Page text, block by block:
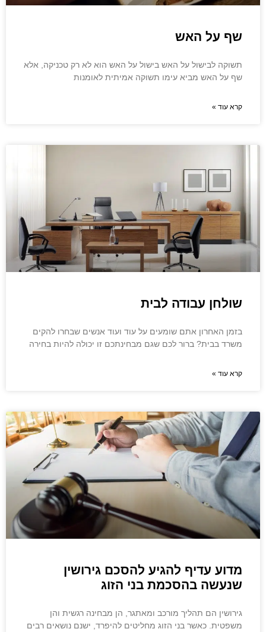
שף על האש
תשוקה לבישול על האש בישול על האש הוא לא רק טכניקה, אלא
שף על האש מביא עימו תשוקה אמיתית לאומנות
קרא עוד »
שולחן עבודה לבית
בזמן האחרון אתם שומעים על עוד ועוד אנשים שבחרו להקים
משרד בבית? ברור לכם שגם מבחינתכם זו יכולה להיות בחירה
קרא עוד »
מדוע עדיף להגיע להסכם גירושין
שנעשה בהסכמת בני הזוג
גירושין הם תהליך מורכב ומאתגר, הן מבחינה רגשית והן
משפטית. כאשר בני הזוג מחליטים להיפרד, ישנם נושאים רבים